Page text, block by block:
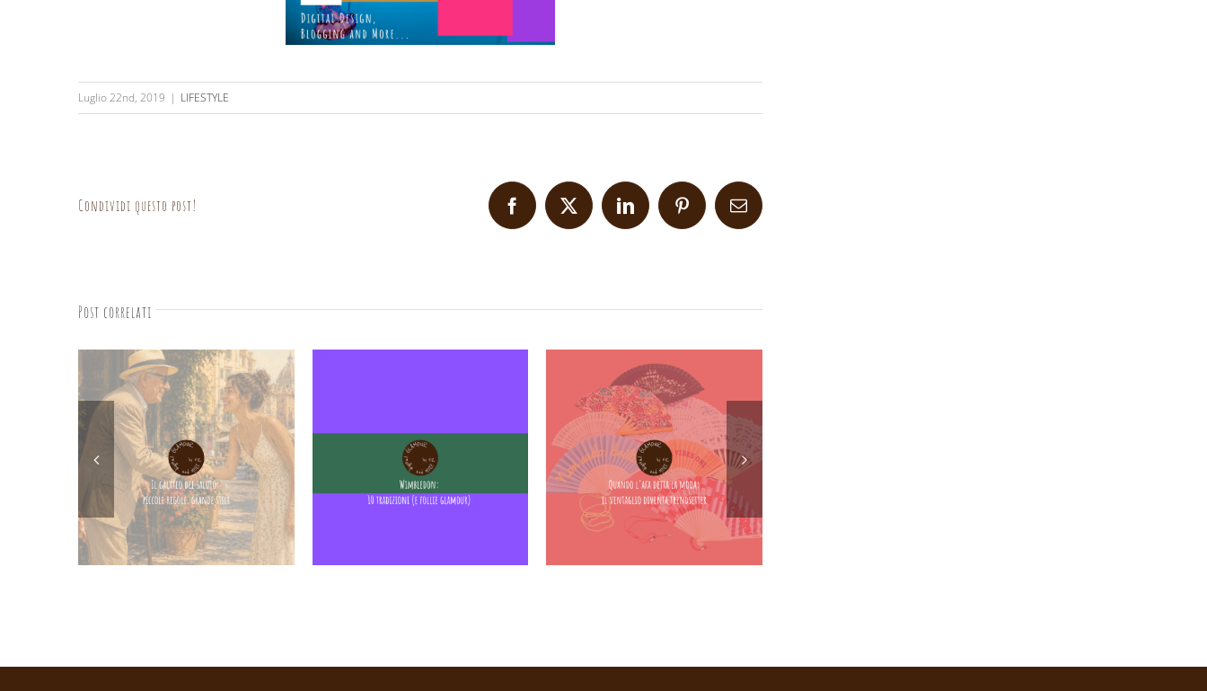
Luglio 22nd, 2019 | LIFESTYLE
Condividi questo post! Facebook
X LinkedInPinterestEmail
Post correlati
Il galateo del saluto: piccole
Whatsapp)
Wimbledon: 10 tradizioni (e
Quando l’afa detta la moda: il
ventaglio diventa trendsetter